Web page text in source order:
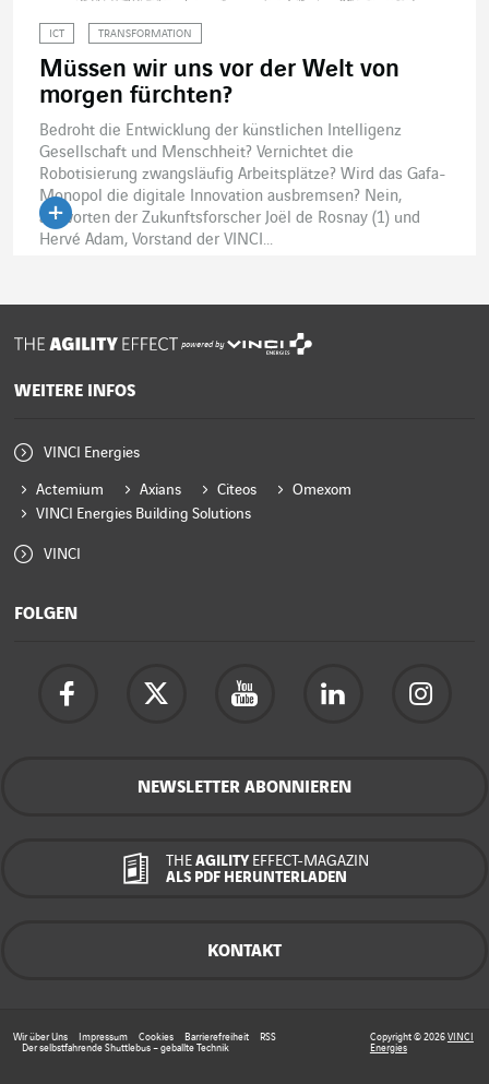
ICT TRANSFORMATION
Müssen wir uns vor der Welt von
morgen fürchten?
Bedroht die Entwicklung der künstlichen Intelligenz
Gesellschaft und Menschheit? Vernichtet die
Robotisierung zwangsläufig Arbeitsplätze? Wird das Gafa-
Monopol die digitale Innovation ausbremsen? Nein,
antworten der Zukunftsforscher Joël de Rosnay (1) und
Hervé Adam, Vorstand der VINCI...
powered by
WEITERE INFOS
VINCI Energies
Actemium Axians Citeos
Omexom
VINCI Energies Building Solutions
VINCI
FOLGEN
NEWSLETTER ABONNIEREN
THE AGILITY EFFECT-MAGAZIN
ALS PDF HERUNTERLADEN
KONTAKT
Wir über Uns Impressum Cookies Barrierefreiheit
RSS
Der selbstfahrende Shuttlebus – geballte Technik
Copyright © 2026 VINCI
Energies